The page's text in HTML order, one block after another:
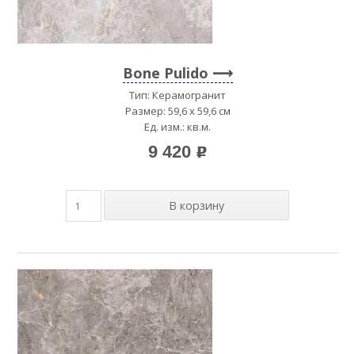
Bone Pulido
Тип: Керамогранит
Размер: 59,6 x 59,6 см
Ед. изм.: кв.м.
9 420 p